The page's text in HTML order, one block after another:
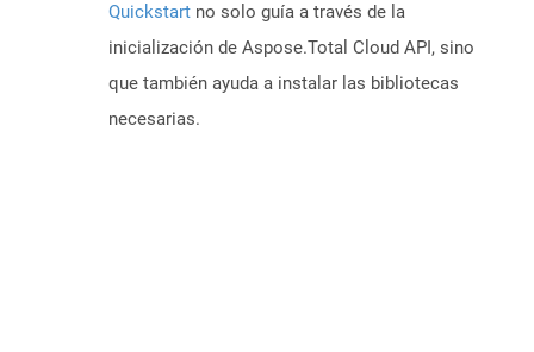
Quickstart no solo guía a través de la
inicialización de Aspose.Total Cloud API, sino
que también ayuda a instalar las bibliotecas
necesarias.